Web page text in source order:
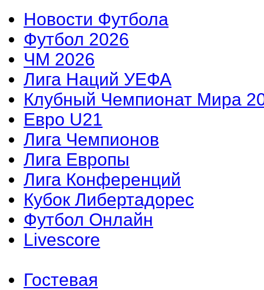
Новости Футбола
Футбол 2026
ЧМ 2026
Лига Наций УЕФА
Клубный Чемпионат Мира
Евро U21
Лига Чемпионов
Лига Европы
Лига Конференций
Кубок Либертадорес
Футбол Онлайн
Livescore
Гостевая